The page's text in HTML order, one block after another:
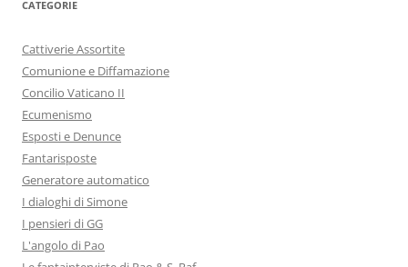
CATEGORIE
Cattiverie Assortite
Comunione e Diffamazione
Concilio Vaticano II
Ecumenismo
Esposti e Denunce
Fantarisposte
Generatore automatico
I dialoghi di Simone
I pensieri di GG
L'angolo di Pao